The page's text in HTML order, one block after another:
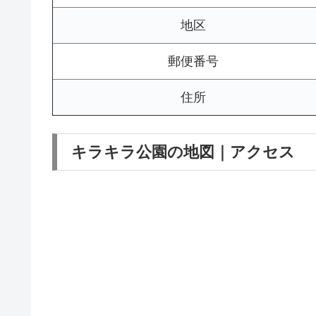
地区
郵便番号
住所
キラキラ公園の地図｜アクセス